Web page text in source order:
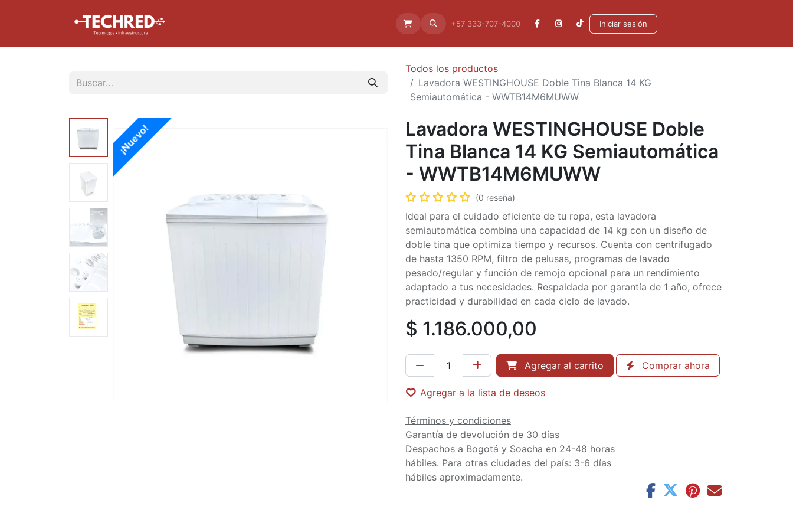
Aliados +57 333-707-4000 Iniciar sesión
Todos los productos
Lavadora WESTINGHOUSE Doble Tina Blanca 14 KG
Semiautomática - WWTB14M6MUWW
¡Nuevo!
Lavadora WESTINGHOUSE Doble
Tina Blanca 14 KG Semiautomática
- WWTB14M6MUWW
(0 reseña)
Ideal para el cuidado eficiente de tu ropa, esta lavadora
semiautomática combina una capacidad de 14 kg con un diseño de
doble tina que optimiza tiempo y recursos. Cuenta con centrifugado
de hasta 1350 RPM, filtro de pelusas, programas de lavado
pesado/regular y función de remojo opcional para un rendimiento
adaptado a tus necesidades. Respaldada por garantía de 1 año, ofrece
practicidad y durabilidad en cada ciclo de lavado.
$ 1.186.000,00
Agregar al carrito Comprar ahora
Agregar a la lista de deseos
Términos y condiciones
Garantía de devolución de 30 días
Despachos a Bogotá y Soacha en 24-48 horas
hábiles. Para otras ciudades del país: 3-6 días
hábiles aproximadamente.